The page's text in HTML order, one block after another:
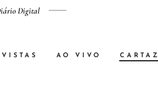
Digital
AO VIVO CARTAZ